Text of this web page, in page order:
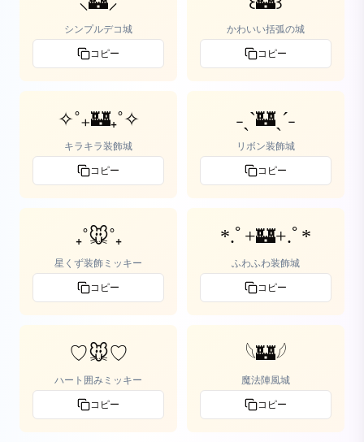
シンプルデコ城
コピー
かわいい括弧の城
コピー
✧˚₊🏰₊˚✧
キラキラ装飾城
コピー
˗ˏˋ🏰ˎˊ˗
リボン装飾城
コピー
₊˚🐭˚₊
星くず装飾ミッキー
コピー
*.ﾟ+🏰+.ﾟ*
ふわふわ装飾城
コピー
♡🐭♡
ハート囲みミッキー
コピー
𓆩🏰𓆪
魔法陣風城
コピー